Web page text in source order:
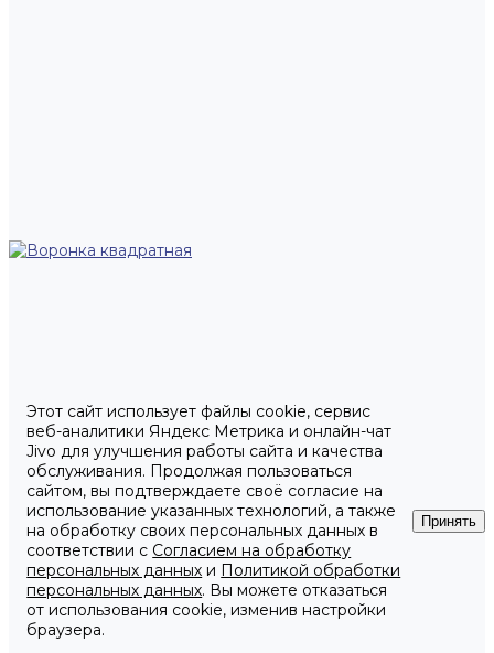
Этот сайт использует файлы cookie, сервис
веб-аналитики Яндекс Метрика и онлайн-чат
Jivo для улучшения работы сайта и качества
обслуживания. Продолжая пользоваться
сайтом, вы подтверждаете своё согласие на
использование указанных технологий, а также
на обработку своих персональных данных в
соответствии с Согласием на обработку
персональных данных и Политикой обработки
персональных данных. Вы можете отказаться
от использования cookie, изменив настройки
браузера.
Принять